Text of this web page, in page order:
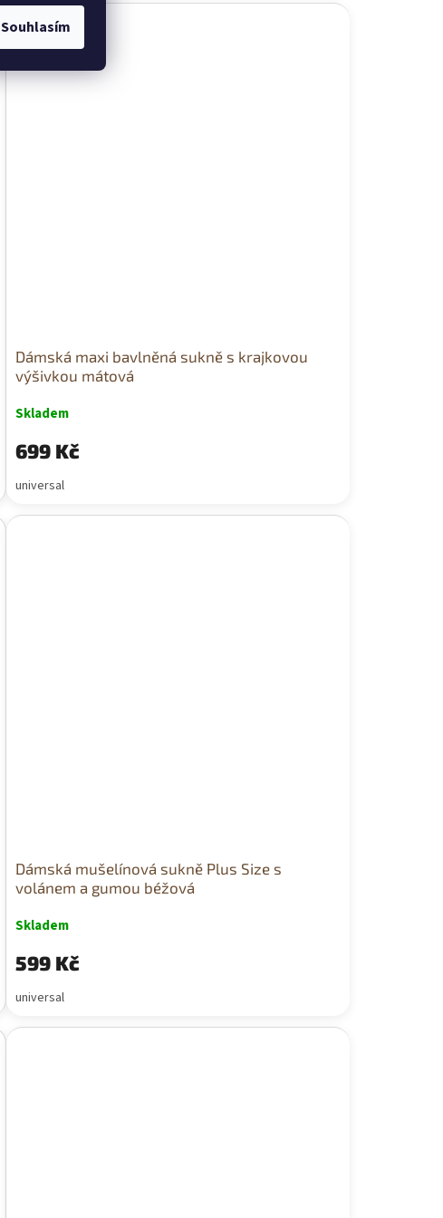
Souhlasím
Dámská maxi bavlněná sukně s krajkovou
výšivkou mátová
Skladem
699 Kč
universal
Dámská mušelínová sukně Plus Size s
volánem a gumou béžová
Skladem
599 Kč
universal